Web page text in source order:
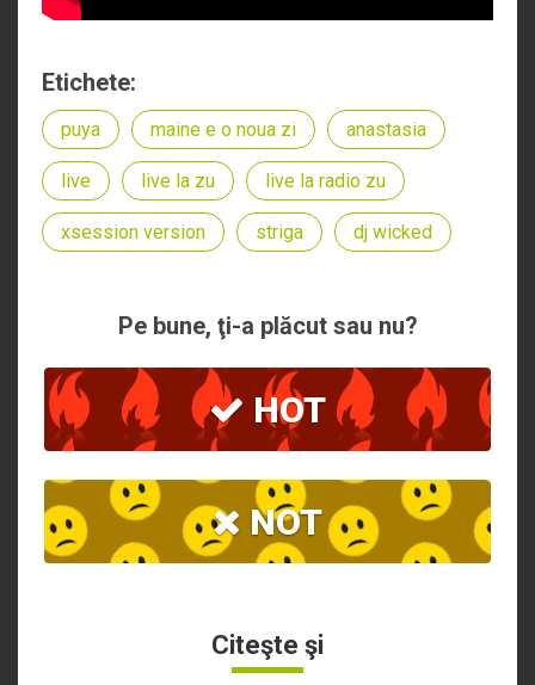
Etichete:
puya maine e o noua zi anastasia
live live la zu live la radio zu
xsession version striga dj wicked
Pe bune, ţi-a plăcut sau nu?
HOT
NOT
Citeşte şi